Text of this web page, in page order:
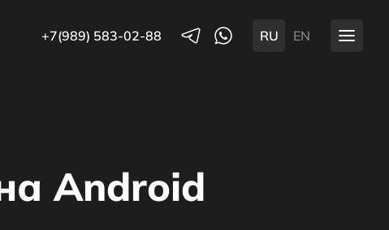
+7(989) 583-02-88 RU EN
Android